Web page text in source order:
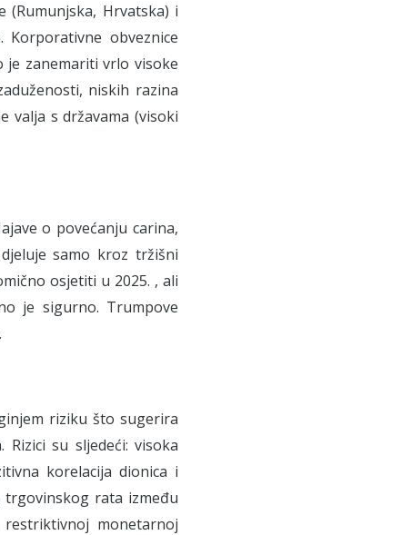
(Rumunjska, Hrvatska) i
obveznice
je zanemariti vrlo visoke
niskih razina
valja s državama (visoki
o povećanju carina,
samo kroz tržišni
osjetiti u 2025. , ali
je sigurno. Trumpove
riziku što sugerira
su sljedeći: visoka
korelacija dionica i
rata između
monetarnoj